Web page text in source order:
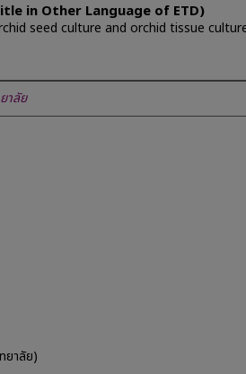
in Other Language of ETD)
seed culture and orchid tissue
าลัย
าลัย)